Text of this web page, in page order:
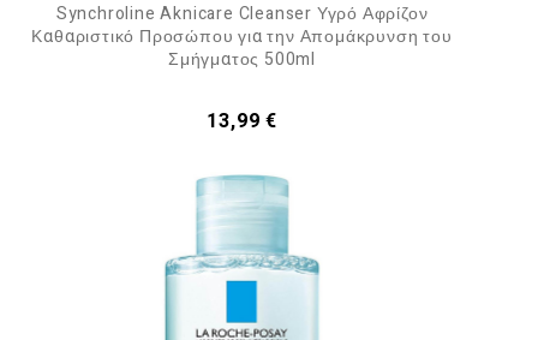
Synchroline Aknicare Cleanser Υγρό Αφρίζον
Καθαριστικό Προσώπου για την Απομάκρυνση του
Σμήγματος 500ml
Τιμή
13,99 €